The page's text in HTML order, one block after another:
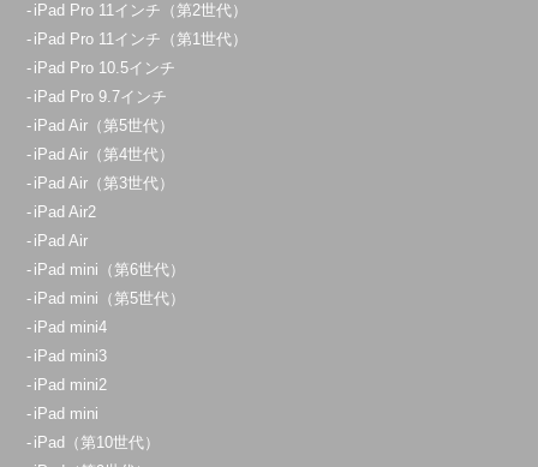
iPad Pro 11インチ（第2世代）
iPad Pro 11インチ（第1世代）
iPad Pro 10.5インチ
iPad Pro 9.7インチ
iPad Air（第5世代）
iPad Air（第4世代）
iPad Air（第3世代）
iPad Air2
iPad Air
iPad mini（第6世代）
iPad mini（第5世代）
iPad mini4
iPad mini3
iPad mini2
iPad mini
iPad（第10世代）